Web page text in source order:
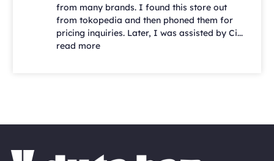
from many brands. I found this store out
from tokopedia and then phoned them for
pricing inquiries. Later, I was assisted by Ci...
read more